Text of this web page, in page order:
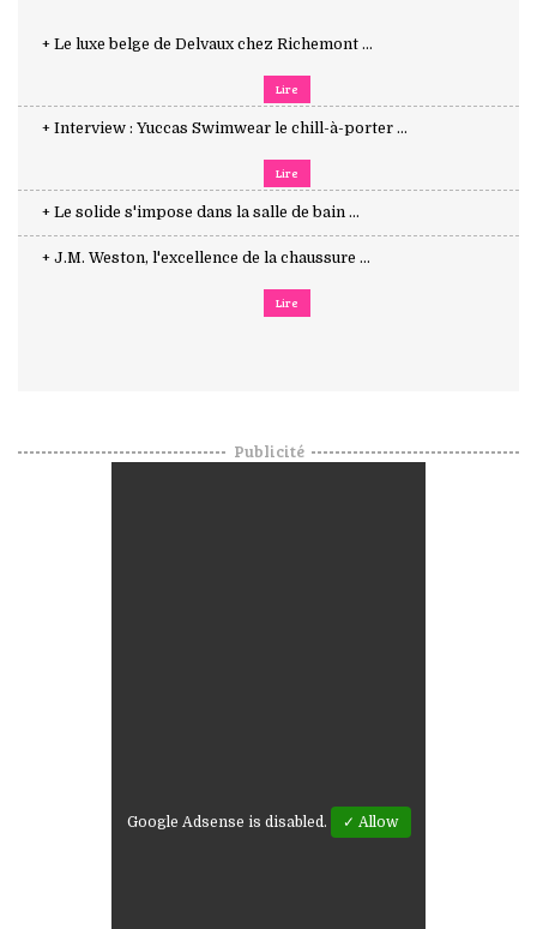
+ Le luxe belge de Delvaux chez Richemont ...
Lire
+ Interview : Yuccas Swimwear le chill-à-porter ...
Lire
+ Le solide s'impose dans la salle de bain ...
+ J.M. Weston, l'excellence de la chaussure ...
Lire
Publicité
Google Adsense is disabled. ✓ Allow